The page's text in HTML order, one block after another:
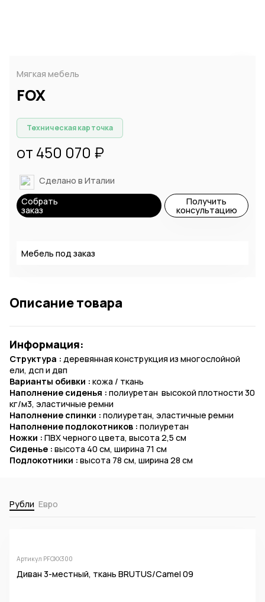
Мягкая мебель
FOX
Техническая карточка
от 450 070 ₽
Сделано в Италии
Собрать
заказ
Получить
консультацию
Мебель под заказ
Описание товара
Информация:
Структура : деревянная конструкция из многослойной
ели, дсп и двп
Варианты обивки : кожа / ткань
Наполнение сиденья : полиуретан высокой плотности 30
кг/м3, эластичные ремни
Наполнение спинки : полиуретан, эластичные ремни
Наполнение подлокотников : полиуретан
Ножки : ПВХ черного цвета, высота 2,5 см
Сиденье : высота 40 см, ширина 71 см
Подлокотники : высота 78 см, ширина 28 см
Рубли Евро
Артикул PFOXX300
Диван 3-местный, ткань BRUTUS/Camel 09